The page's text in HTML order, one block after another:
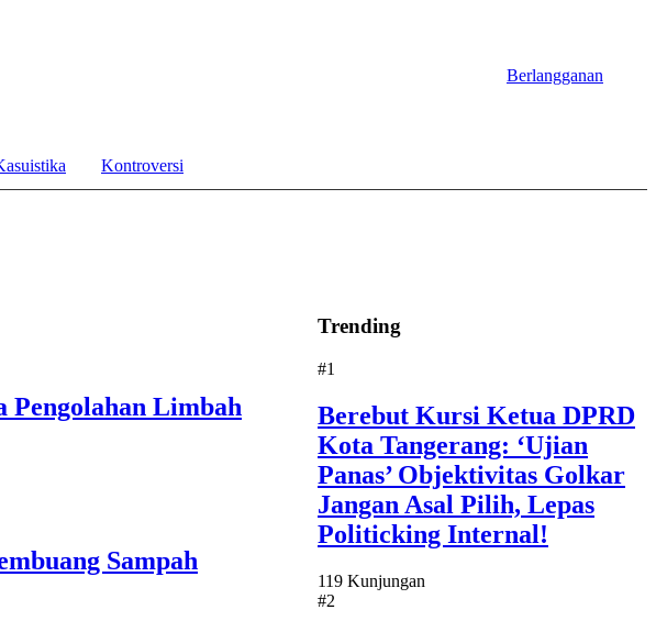
Berlangganan
Kontroversi
Pengolahan Limbah
Sampah
Trending
#1
Berebut Kursi Ketua DPRD
Kota Tangerang: ‘Ujian
Panas’ Objektivitas Golkar
Jangan Asal Pilih, Lepas
Politicking Internal!
119 Kunjungan
#2